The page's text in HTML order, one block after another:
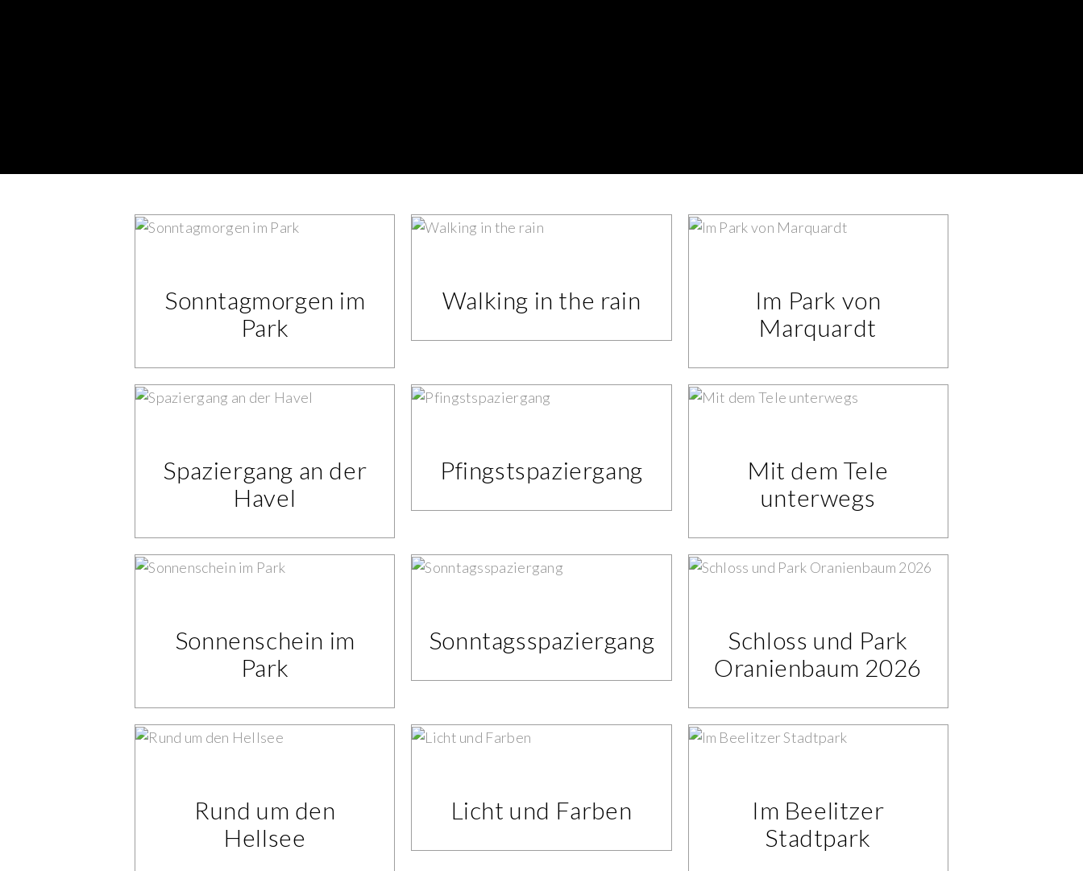
Sonntagmorgen im
Park
Walking in the rain
Im Park von
Marquardt
Spaziergang an der
Havel
Pfingstspaziergang
Mit dem Tele
unterwegs
Sonnenschein im
Park
Sonntagsspaziergang
Schloss und Park
Oranienbaum 2026
Rund um den
Hellsee
Licht und Farben
Im Beelitzer
Stadtpark